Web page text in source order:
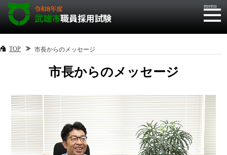
menu
TOP 市長からのメッセージ
市長からのメッセージ